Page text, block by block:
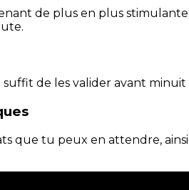
de plus en plus
de les valider avant
que tu peux en attendre,